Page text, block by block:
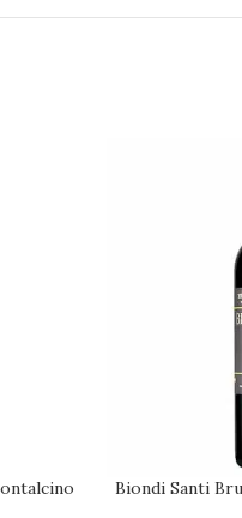
AGGIUNGI AL
Biondi Santi